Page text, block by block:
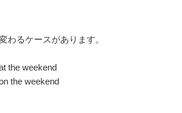
わるケースがあります。
the weekend
the weekend